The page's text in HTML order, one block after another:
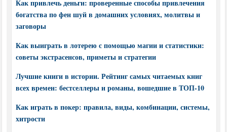
Как привлечь деньги: проверенные способы привлечения
богатства по фен шуй в домашних условиях, молитвы и
заговоры
Как выиграть в лотерею с помощью магии и статистики:
советы экстрасенсов, приметы и стратегии
Лучшие книги в истории. Рейтинг самых читаемых книг
всех времен: бестселлеры и романы, вошедшие в ТОП-10
Как играть в покер: правила, виды, комбинации, системы,
хитрости